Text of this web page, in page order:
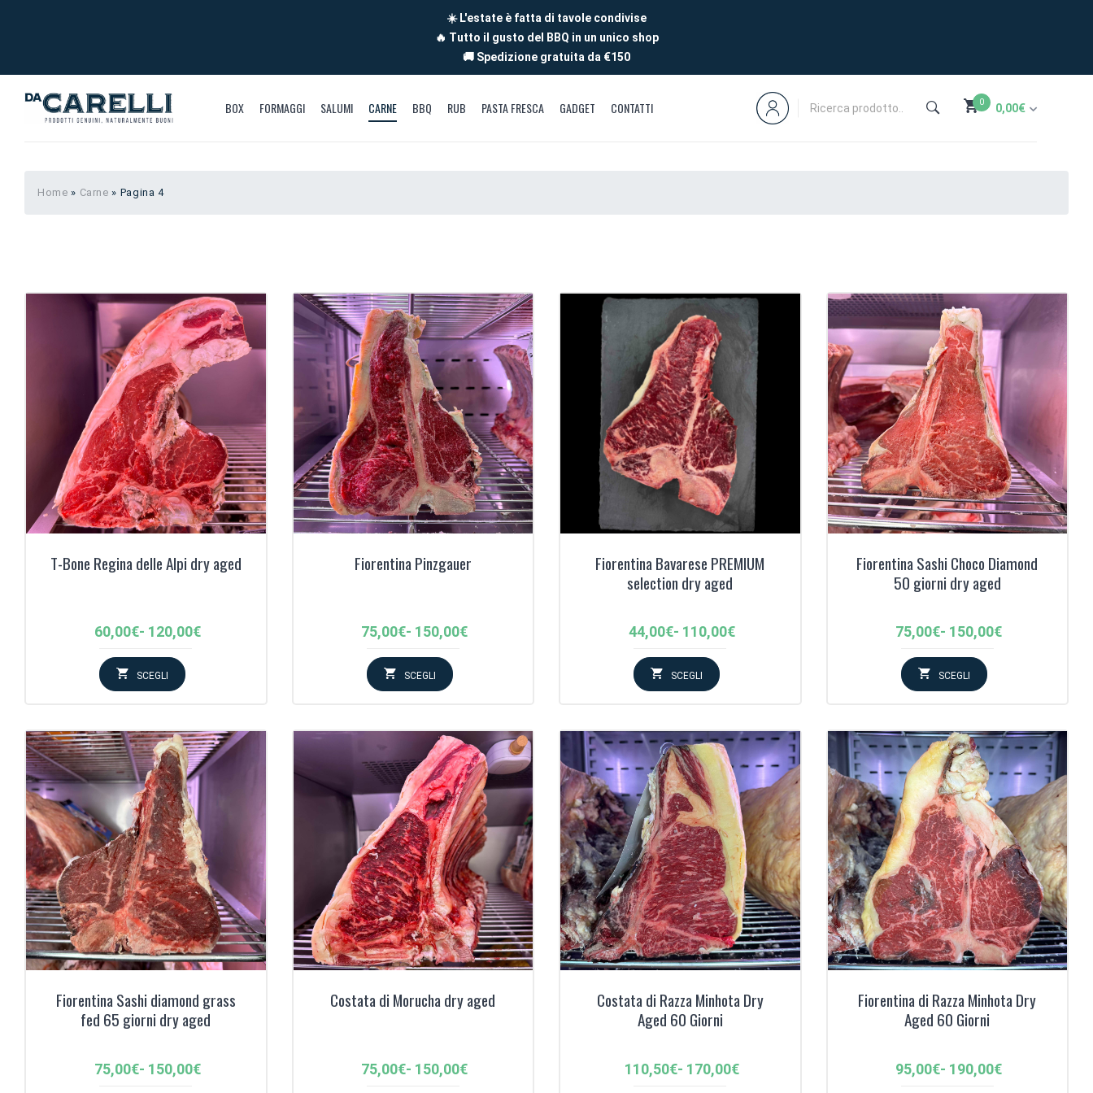
☀️ L'estate è fatta di tavole condivise
🔥 Tutto il gusto del BBQ in un unico shop
🚚 Spedizione gratuita da €150
BOX FORMAGGI SALUMI CARNE BBQ RUB PASTA FRESCA GADGET CONTATTI 0 0,00€
Home » Carne » Pagina 4
T-Bone Regina delle Alpi dry aged
60,00€- 120,00€
Fascia
prezzo:
da
120,00€
SCEGLI
Fiorentina Pinzgauer
75,00€- 150,00€
Fascia
prezzo:
da
150,00€
SCEGLI
Fiorentina Bavarese PREMIUM
selection dry aged
44,00€- 110,00€
Fascia
prezzo:
da
110,00€
SCEGLI
Fiorentina Sashi Choco Diamond
50 giorni dry aged
75,00€- 150,00€
Fascia
prezzo:
da
150,00€
SCEGLI
Fiorentina Sashi diamond grass
fed 65 giorni dry aged
75,00€- 150,00€
Fascia
Costata di Morucha dry aged
75,00€- 150,00€
Fascia
Costata di Razza Minhota Dry
Aged 60 Giorni
110,50€- 170,00€
Fascia
Fiorentina di Razza Minhota Dry
Aged 60 Giorni
95,00€- 190,00€
Fascia